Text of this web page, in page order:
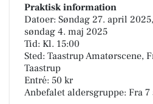
Praktisk information
Datoer: Søndag 27. april
søndag 4. maj 2025
Tid: Kl. 15:00
Sted: Taastrup Amatørscene,
Taastrup
Entré: 50 kr
Anbefalet aldersgruppe: Fra 7